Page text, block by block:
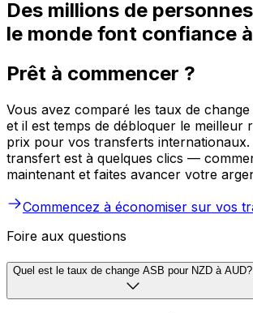
Des millions de
le monde font confiance
Prêt à commencer ?
Vous avez comparé les taux de
et il est temps de débloquer le meilleur
prix pour vos transferts
transfert est à quelques clics —
maintenant et faites avancer votre
Commencez à économiser sur vos
Foire aux questions
Quel est le taux de change ASB pour NZD à AUD?